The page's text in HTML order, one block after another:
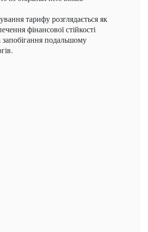
тарифу розглядається як
фінансової стійкості
запобігання подальшому